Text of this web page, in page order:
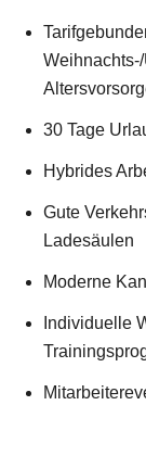
30 Tage
Hybrides
Gute
Ladesäulen
Moderne
Individuelle